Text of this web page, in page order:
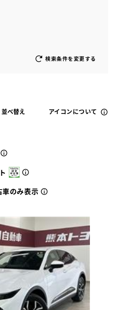
検索条件を変更する
アイコンについて
車のみ表示